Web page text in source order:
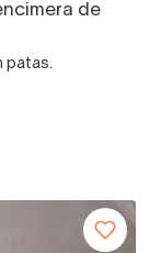
de
patas.